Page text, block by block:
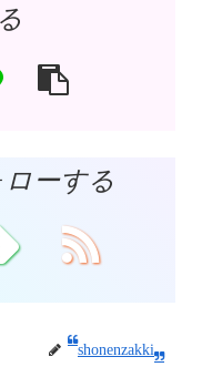
ローする
shonenzakki